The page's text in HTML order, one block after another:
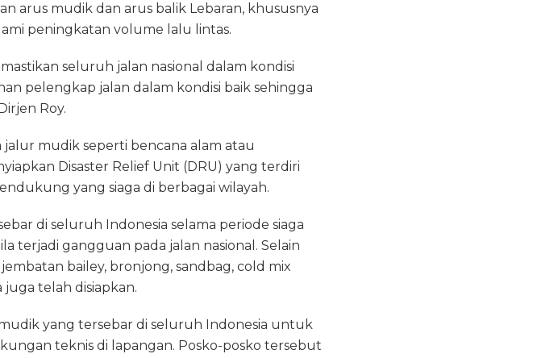
arus mudik dan arus balik Lebaran, khususnya
peningkatan volume lalu lintas.
seluruh jalan nasional dalam kondisi
pelengkap jalan dalam kondisi baik sehingga
Roy.
mudik seperti bencana alam atau
Disaster Relief Unit (DRU) yang terdiri
yang siaga di berbagai wilayah.
di seluruh Indonesia selama periode siaga
terjadi gangguan pada jalan nasional. Selain
bailey, bronjong, sandbag, cold mix
telah disiapkan.
yang tersebar di seluruh Indonesia untuk
teknis di lapangan. Posko-posko tersebut